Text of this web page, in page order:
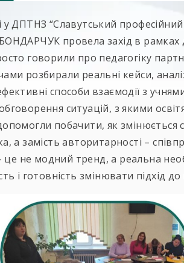
у ДПТНЗ “Славутський
провела захід в рамках
говорили про педагогіку
розбирали реальні кейси,
способи взаємодії з
ситуацій, з якими
побачити, як змінюється
а замість авторитарності –
це не модний тренд, а реальна
і готовність змінювати підхід